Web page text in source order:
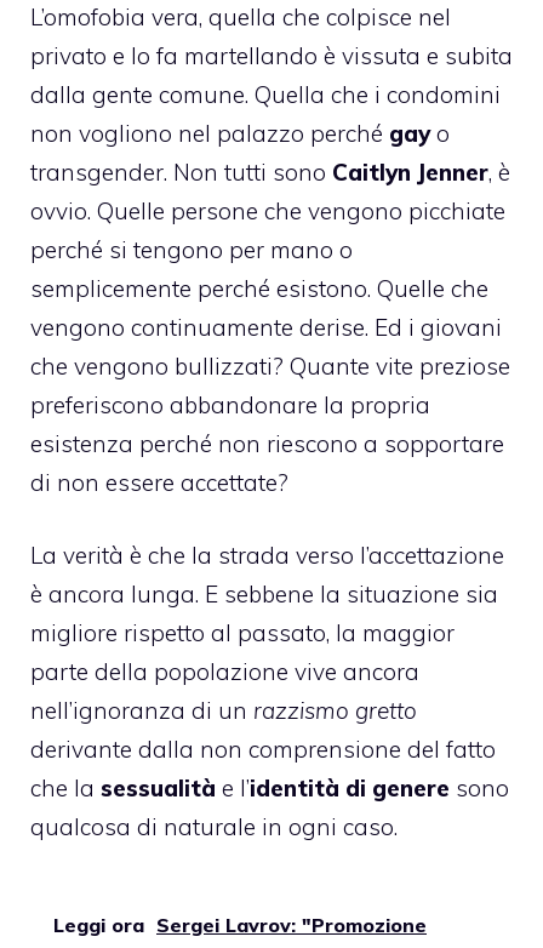
L’omofobia vera, quella che colpisce nel
privato e lo fa martellando è vissuta e subita
dalla gente comune. Quella che i condomini
non vogliono nel palazzo perché gayo
transgender. Non tutti sono Caitlyn Jenner, è
ovvio. Quelle persone che vengono picchiate
perché si tengono per mano o
semplicemente perché esistono. Quelle che
vengono continuamente derise. Ed i giovani
che vengono bullizzati? Quante vite preziose
preferiscono abbandonare la propria
esistenza perché non riescono a sopportare
di non essere accettate?
La verità è che la strada verso l’accettazione
è ancora lunga. E sebbene la situazione sia
migliore rispetto al passato, la maggior
parte della popolazione vive ancora
nell’ignoranza di un razzismo gretto
derivante dalla non comprensione del fatto
che la sessualità e l’identità di genere sono
qualcosa di naturale in ogni caso.
Leggi ora Sergei Lavrov: "Promozione